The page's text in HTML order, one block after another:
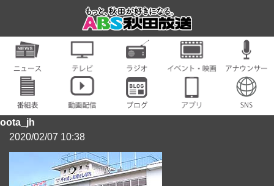
oota_jh
2020/02/07 10:38